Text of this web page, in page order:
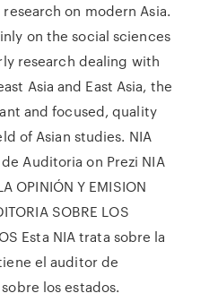
on modern Asia.
on the social sciences
research dealing with
Asia and East Asia, the
and focused, quality
of Asian studies. NIA
Auditoria on Prezi NIA
OPINIÓN Y EMISION
SOBRE LOS
Esta NIA trata sobre la
el auditor de
los estados.